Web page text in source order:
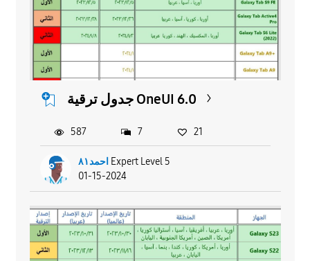
جدول ترقية OneUI 6.0
احمد٨١ Expert Level 5
01-15-2024
587 7 21